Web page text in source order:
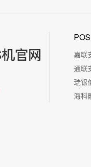
嘉联
通联
瑞银
海科